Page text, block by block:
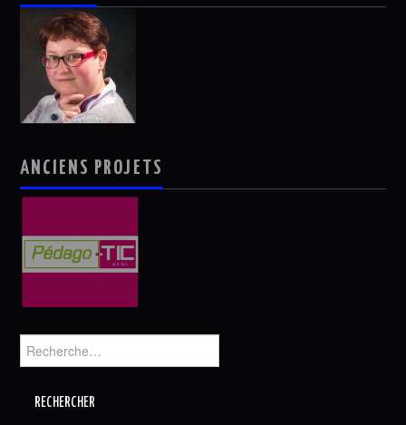
ANCIENS PROJETS
Rechercher :